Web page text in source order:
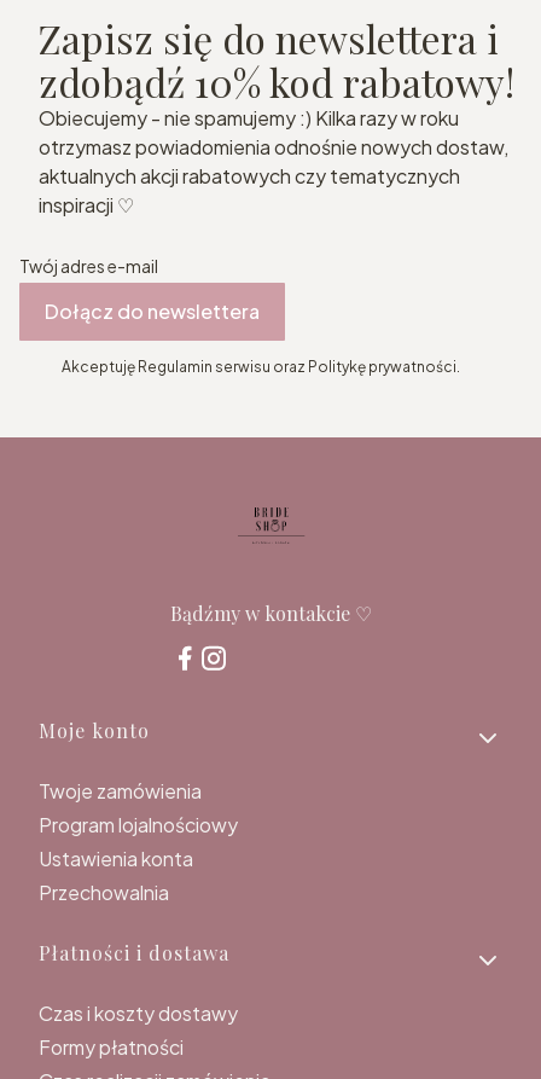
Zapisz się do newslettera i
zdobądź 10% kod rabatowy!
Obiecujemy - nie spamujemy :) Kilka razy w roku
otrzymasz powiadomienia odnośnie nowych dostaw,
aktualnych akcji rabatowych czy tematycznych
inspiracji ♡
Twój adres e-mail
Dołącz do newslettera
Akceptuję Regulamin serwisu oraz Politykę prywatności.
Bądźmy w kontakcie ♡
Linki w stopce
Moje konto
Twoje zamówienia
Program lojalnościowy
Ustawienia konta
Przechowalnia
Płatności i dostawa
Czas i koszty dostawy
Formy płatności